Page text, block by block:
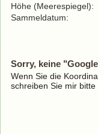
Höhe (Meerespiegel):
Sammeldatum:
Sorry, keine
Wenn Sie die
schreiben Sie mir bitte